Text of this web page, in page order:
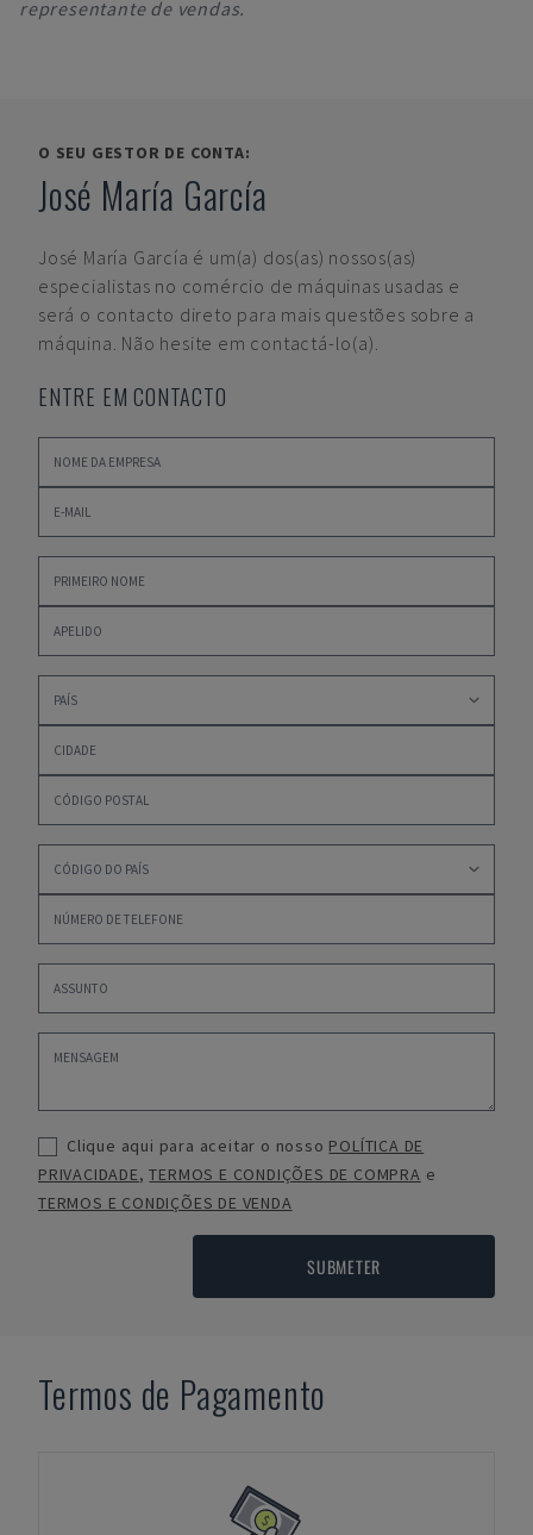
representante de vendas.
O SEU GESTOR DE CONTA:
José María García
José María García é um(a) dos(as) nossos(as)
especialistas no comércio de máquinas usadas e
será o contacto direto para mais questões sobre a
máquina. Não hesite em contactá-lo(a).
ENTRE EM CONTACTO
Clique aqui para aceitar o nosso POLÍTICA DE
PRIVACIDADE,TERMOS E CONDIÇÕES DE COMPRA e
TERMOS E CONDIÇÕES DE VENDA
SUBMETER
Termos de Pagamento